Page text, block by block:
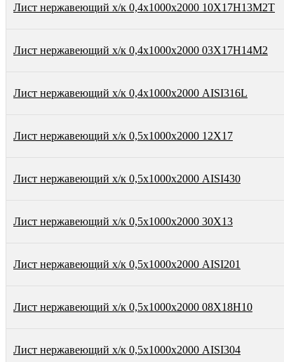
Лист нержавеющий х/к 0,4х1000х2000 10Х17Н13М2Т
Лист нержавеющий х/к 0,4х1000х2000 03Х17Н14М2
Лист нержавеющий х/к 0,4х1000х2000 AISI316L
Лист нержавеющий х/к 0,5х1000х2000 12Х17
Лист нержавеющий х/к 0,5х1000х2000 AISI430
Лист нержавеющий х/к 0,5х1000х2000 30Х13
Лист нержавеющий х/к 0,5х1000х2000 AISI201
Лист нержавеющий х/к 0,5х1000х2000 08Х18Н10
Лист нержавеющий х/к 0,5х1000х2000 AISI304